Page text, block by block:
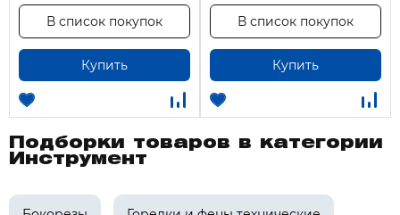
Купить
В список покупок
Купить
В список покупок
Подборки товаров в категории
Инструмент